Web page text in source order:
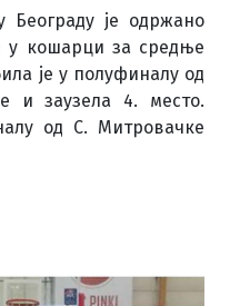
Београду је одржано
у кошарци за средње
је у полуфиналу од
и заузела 4. место.
од С. Митровачке